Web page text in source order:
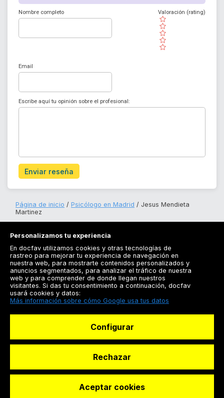
Nombre completo
( )
( )
( )
( )
( )
Valoración (rating)
Email
Escribe aquí tu opinión sobre el profesional:
Enviar reseña
Página de inicio Psicólogo en Madrid
Jesus Mendieta
Martinez
Registrarse
Docfav
© Dashboard Technologies S.L
Personalizamos tu experiencia
En docfav utilizamos cookies y otras tecnologías de
rastreo para mejorar tu experiencia de navegación en
nuestra web, para mostrarte contenidos personalizados y
anuncios segmentados, para analizar el tráfico de nuestra
web y para comprender de donde llegan nuestros
visitantes. Si das tu consentimiento a continuación, docfav
usará cookies y datos:
Más información sobre cómo Google usa tus datos
Configurar
Rechazar
Aceptar cookies